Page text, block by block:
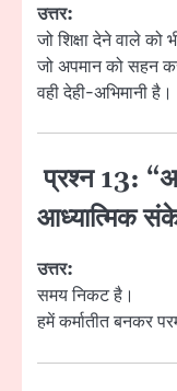
उत्तर:
जो शिक्षा देने वाले
जो अपमान को सहन
वही देही-अभिमानी है।
प्रश्न 13:
आध्यात्मिक
उत्तर:
समय निकट है।
हमें कर्मातीत बनकर